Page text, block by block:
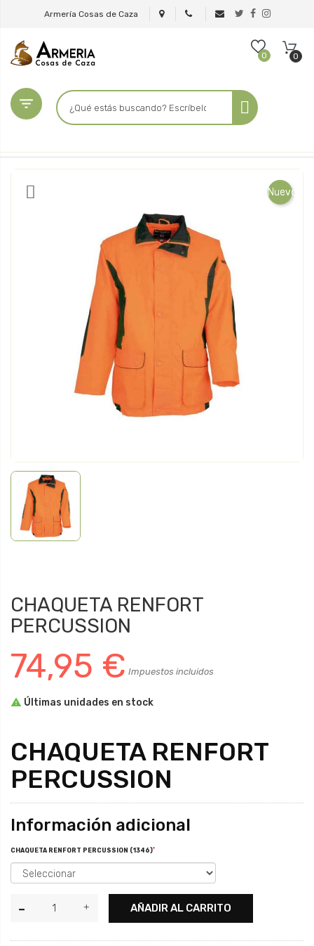
Armería Cosas de Caza
0 0

Nuevo
CHAQUETA RENFORT
PERCUSSION
74,95 € Impuestos incluidos
 Últimas unidades en stock
CHAQUETA RENFORT
PERCUSSION
Información adicional
CHAQUETA RENFORT PERCUSSION (1346)*
AÑADIR AL CARRITO